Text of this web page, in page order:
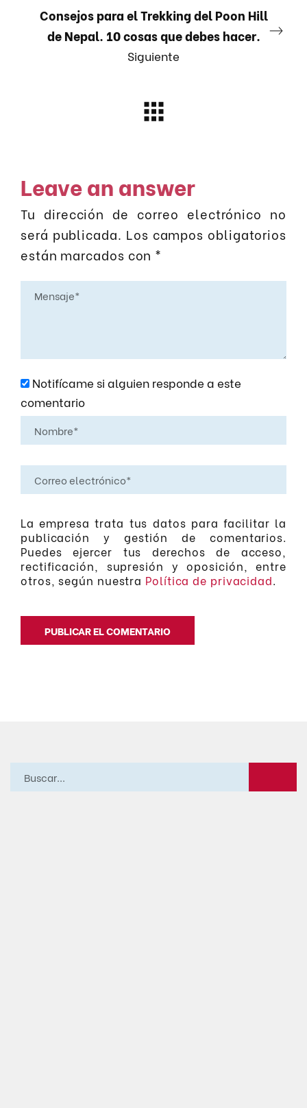
Consejos para el Trekking del Poon Hill
de Nepal. 10 cosas que debes hacer.
Siguiente
Leave an answer
Tu dirección de correo electrónico no
será publicada. Los campos obligatorios
están marcados con *
Notifícame si alguien responde a este
comentario
La empresa trata tus datos para facilitar la
publicación y gestión de comentarios.
Puedes ejercer tus derechos de acceso,
rectificación, supresión y oposición, entre
otros, según nuestra Política de privacidad.